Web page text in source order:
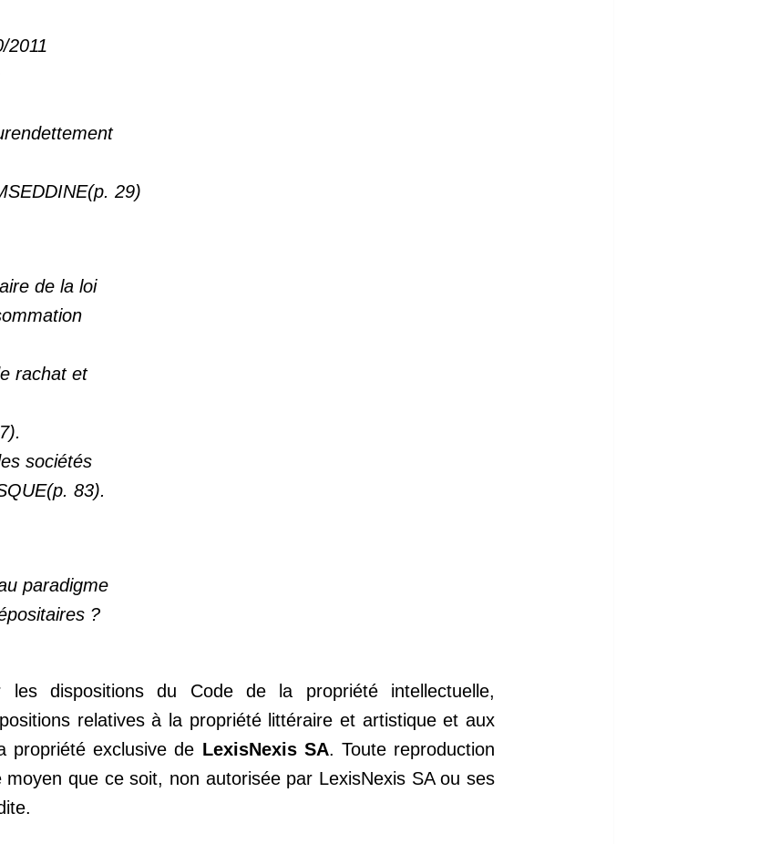
2011
29)
de la loi
rachat et
sociétés
83).
paradigme
?
dispositions du Code de la propriété intellectuelle,
relatives à la propriété littéraire et artistique et aux
propriété exclusive de LexisNexis SA. Toute reproduction
que ce soit, non autorisée par LexisNexis SA ou ses